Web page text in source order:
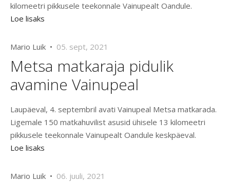
kilomeetri pikkusele teekonnale Vainupealt Oandule.
Loe lisaks
Mario Luik • 05. sept, 2021
Metsa matkaraja pidulik
avamine Vainupeal
Laupäeval, 4. septembril avati Vainupeal Metsa matkarada.
Ligemale 150 matkahuvilist asusid ühisele 13 kilomeetri
pikkusele teekonnale Vainupealt Oandule keskpäeval.
Loe lisaks
Mario Luik • 06. juuli, 2021